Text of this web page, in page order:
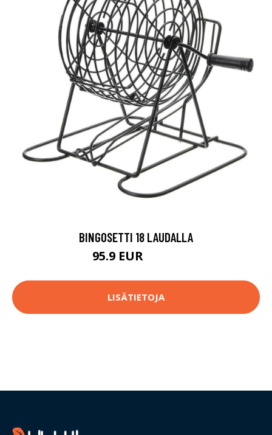
BINGOSETTI 18 LAUDALLA
95.9 EUR
LISÄTIETOJA